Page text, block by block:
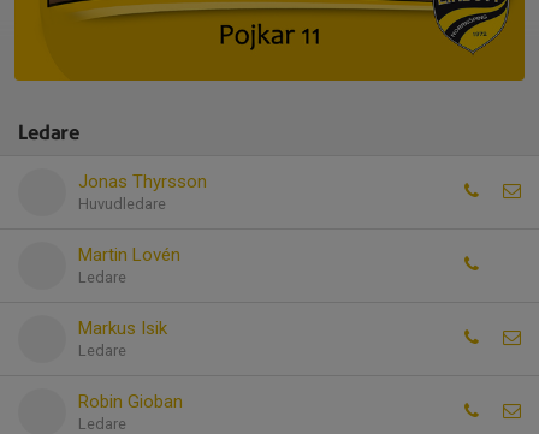
Ledare
Jonas Thyrsson
Huvudledare
Martin Lovén
Ledare
Markus Isik
Ledare
Robin Gioban
Ledare